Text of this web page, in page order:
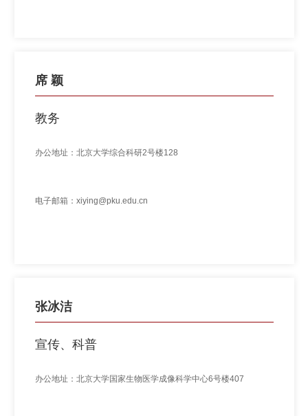
席 颖
教务
办公地址：北京大学综合科研2号楼128
电子邮箱：xiying@pku.edu.cn
张冰洁
宣传、科普
办公地址：北京大学国家生物医学成像科学中心6号楼407